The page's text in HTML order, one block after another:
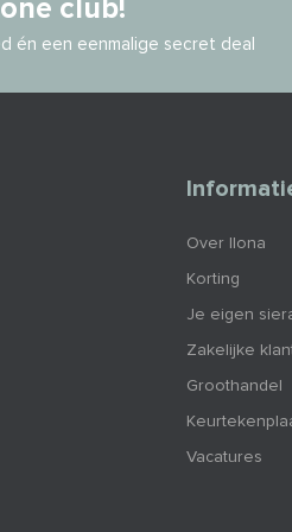
club!
én een eenmalige secret deal
Over Ilona
Korting
Je eigen
Zakelijke
Groothandel
Vacatures